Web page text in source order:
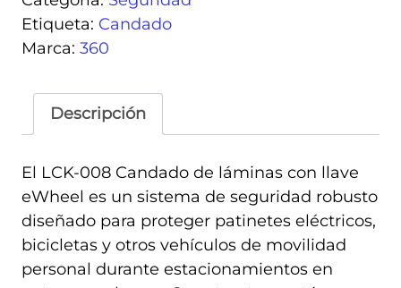
laminas
con
cantidad
Etiqueta: Candado
Marca: 360
Descripción
El LCK‑008 Candado de láminas con llave
eWheel es un sistema de seguridad robusto
diseñado para proteger patinetes eléctricos,
bicicletas y otros vehículos de movilidad
personal durante estacionamientos en